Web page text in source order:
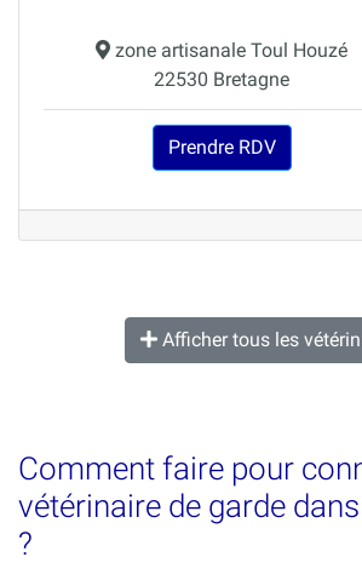
zone artisanale Toul Houzé
22530 Bretagne
Prendre RDV
Afficher tous les
Comment faire pour
vétérinaire de garde
?